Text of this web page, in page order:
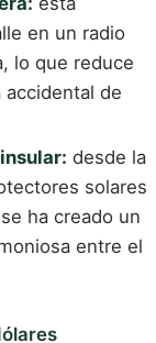
en un radio
lo que reduce
de
desde la
solares
ha creado un
entre el